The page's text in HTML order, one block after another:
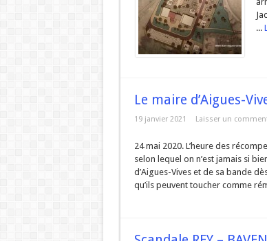
...
Le maire d’Aigues-
19 janvier 2021 Laisser un
24 mai 2020. L’heure des
selon lequel on n’est jamais si
d’Aigues-Vives et de sa bande
qu’ils peuvent toucher comme